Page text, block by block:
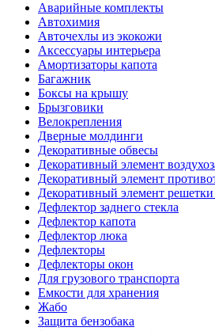
Аварийные комплекты
Автохимия
Авточехлы из экокожи
Аксессуары интерьера
Амортизаторы капота
Багажник
Боксы на крышу
Брызговики
Велокрепления
Дверные молдинги
Декоративные обвесы
Декоративный элемент
Декоративный элемент
Декоративный элемент решетки
Дефлектор заднего стекла
Дефлектор капота
Дефлектор люка
Дефлекторы
Дефлекторы окон
Для грузового транспорта
Емкости для хранения
Жабо
Защита бензобака